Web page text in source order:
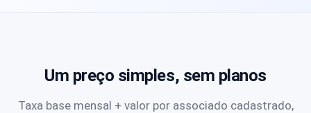
Um preço simples, sem planos
Taxa base mensal + valor por associado cadastrado,